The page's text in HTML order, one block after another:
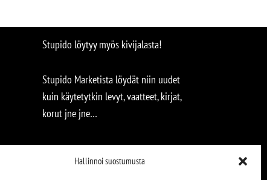
Hallinnoi suostumusta
Stupido löytyy myös kivijalasta!
Stupido Marketista löydät niin uudet
kuin käytetytkin levyt, vaatteet, kirjat,
korut jne jne…